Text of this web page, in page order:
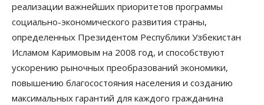
реализации важнейших приоритетов программы
социально-экономического развития страны,
определенных Президентом Республики Узбекистан
Исламом Каримовым на 2008 год, и способствуют
ускорению рыночных преобразований экономики,
повышению благосостояния населения и созданию
максимальных гарантий для каждого гражданина